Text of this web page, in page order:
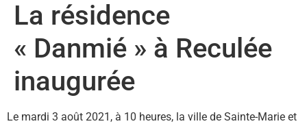
La résidence
« Danmié » à Reculée
inaugurée
Le mardi 3 août 2021, à 10 heures, la ville de Sainte-Marie et